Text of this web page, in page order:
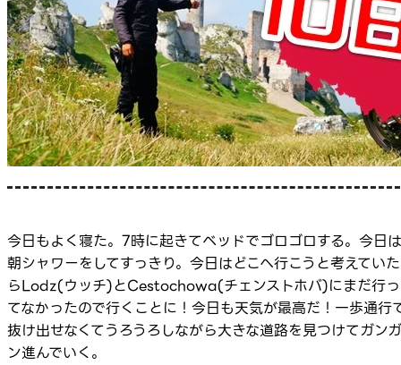
今日もよく寝た。7時に起きてベッドでゴロゴロする。今日は
朝シャワーをしてすっきり。今日はどこへ行こうと考えていた
らLodz(ウッチ)とCestochowa(チェンストホバ)にまだ行っ
てなかったので行くことに！今日も天気が最高だ！一歩通行
抜け出せなくてうろうろしながら大きな道路を見つけてガンガ
ン進んでいく。